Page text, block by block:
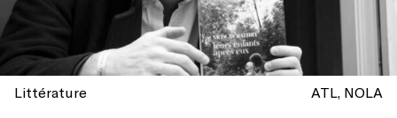
Littérature ATL NOLA